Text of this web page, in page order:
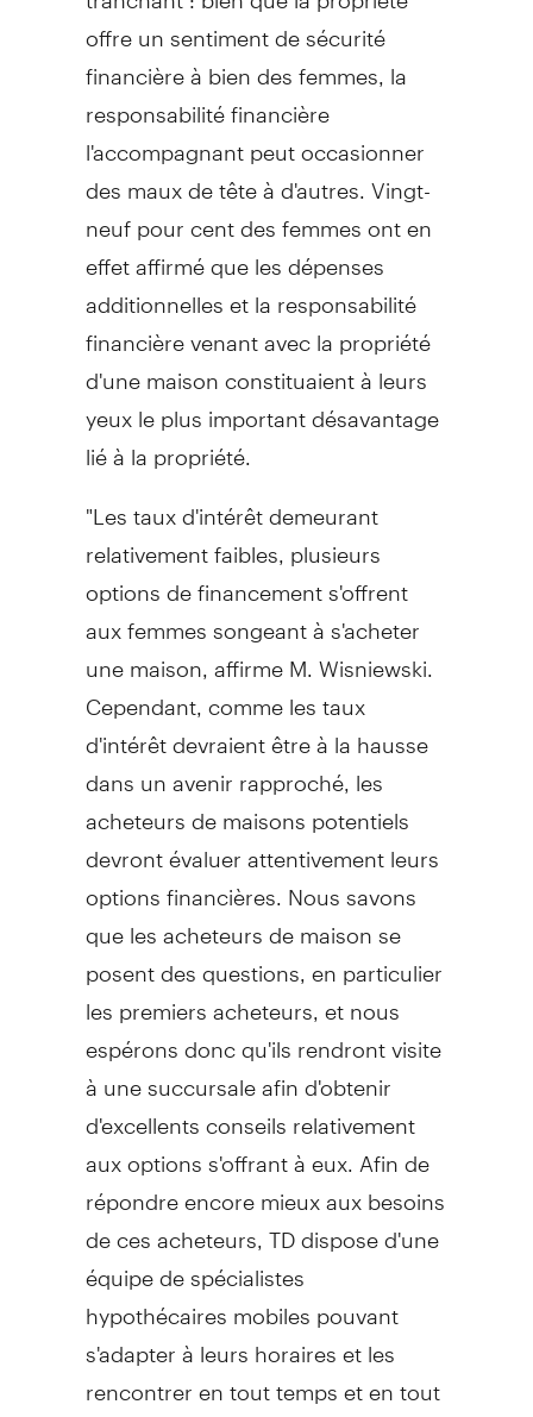
offre un sentiment de sécurité
financière à bien des femmes, la
responsabilité financière
l'accompagnant peut occasionner
des maux de tête à d'autres. Vingt-
neuf pour cent des femmes ont en
effet affirmé que les dépenses
additionnelles et la responsabilité
financière venant avec la propriété
d'une maison constituaient à leurs
yeux le plus important désavantage
lié à la propriété.
"Les taux d'intérêt demeurant
relativement faibles, plusieurs
options de financement s'offrent
aux femmes songeant à s'acheter
une maison, affirme M. Wisniewski.
Cependant, comme les taux
d'intérêt devraient être à la hausse
dans un avenir rapproché, les
acheteurs de maisons potentiels
devront évaluer attentivement leurs
options financières. Nous savons
que les acheteurs de maison se
posent des questions, en particulier
les premiers acheteurs, et nous
espérons donc qu'ils rendront visite
à une succursale afin d'obtenir
d'excellents conseils relativement
aux options s'offrant à eux. Afin de
répondre encore mieux aux besoins
de ces acheteurs, TD dispose d'une
équipe de spécialistes
hypothécaires mobiles pouvant
s'adapter à leurs horaires et les
rencontrer en tout temps et en tout